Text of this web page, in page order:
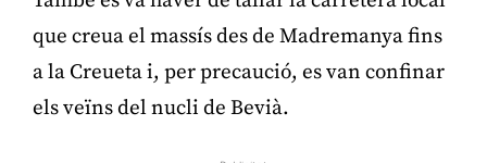
que creua el massís des de Madremanya fins
a la Creueta i, per precaució, es van confinar
els veïns del nucli de Bevià.